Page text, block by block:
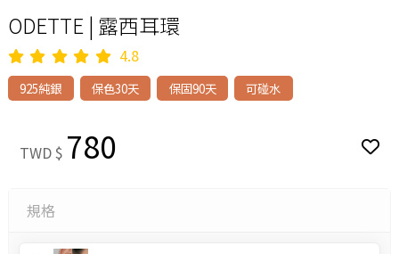
ODETTE | 露西耳環
4.8
925純銀 保色30天 保固90天 可碰水
TWD $ 780
規格